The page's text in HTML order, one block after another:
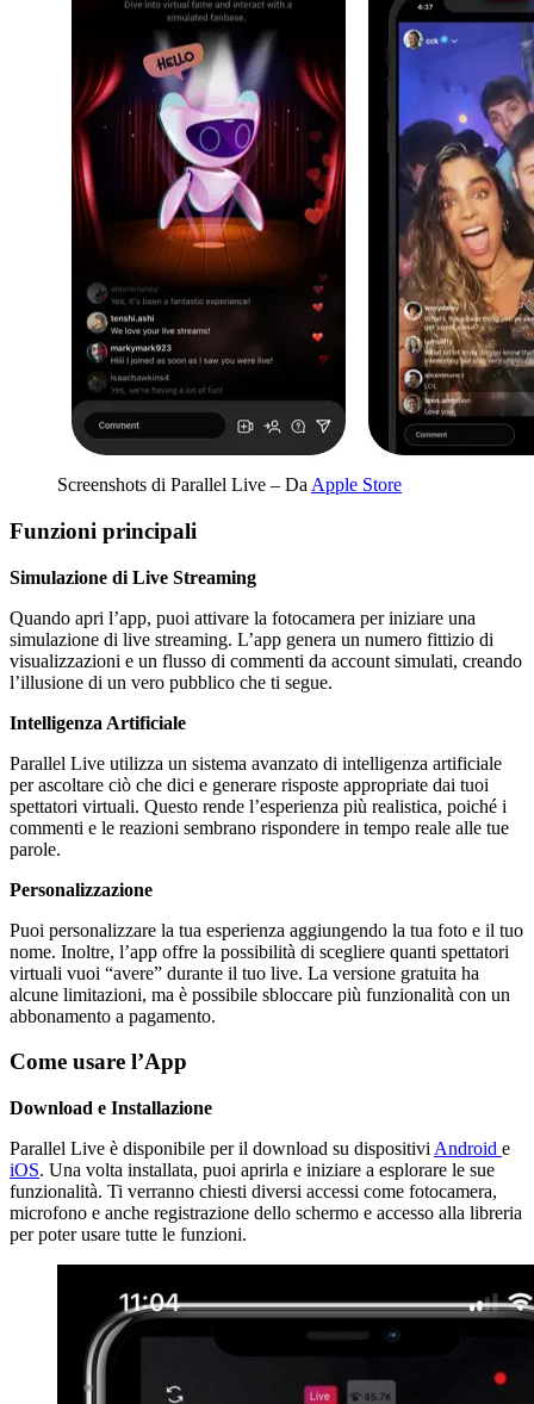
Screenshots di Parallel Live – Da Apple Store
Funzioni principali
Simulazione di Live Streaming
Quando apri l’app, puoi attivare la fotocamera per iniziare una
simulazione di live streaming. L’app genera un numero fittizio di
visualizzazioni e un flusso di commenti da account simulati, creando
l’illusione di un vero pubblico che ti segue.
Intelligenza Artificiale
Parallel Live utilizza un sistema avanzato di intelligenza artificiale
per ascoltare ciò che dici e generare risposte appropriate dai tuoi
spettatori virtuali. Questo rende l’esperienza più realistica, poiché i
commenti e le reazioni sembrano rispondere in tempo reale alle tue
parole.
Personalizzazione
Puoi personalizzare la tua esperienza aggiungendo la tua foto e il tuo
nome. Inoltre, l’app offre la possibilità di scegliere quanti spettatori
virtuali vuoi “avere” durante il tuo live. La versione gratuita ha
alcune limitazioni, ma è possibile sbloccare più funzionalità con un
abbonamento a pagamento.
Come usare l’App
Download e Installazione
Parallel Live è disponibile per il download su dispositivi Android e
iOS. Una volta installata, puoi aprirla e iniziare a esplorare le sue
funzionalità. Ti verranno chiesti diversi accessi come fotocamera,
microfono e anche registrazione dello schermo e accesso alla libreria
per poter usare tutte le funzioni.